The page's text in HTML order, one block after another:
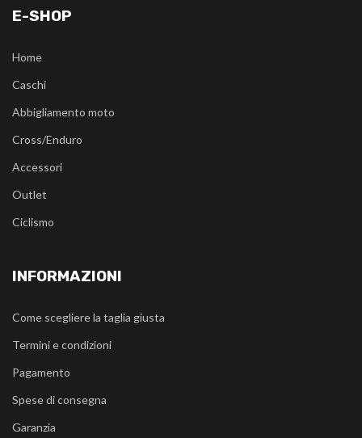
E-SHOP
Home
Caschi
Abbigliamento moto
Cross/Enduro
Accessori
Outlet
Ciclismo
INFORMAZIONI
Come scegliere la taglia giusta
Termini e condizioni
Pagamento
Spese di consegna
Garanzia